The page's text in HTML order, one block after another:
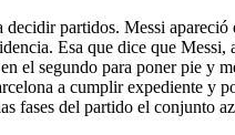
partidos. Messi apareció
Esa que dice que Messi,
el segundo para poner pie y
a cumplir expediente y
fases del partido el conjunto